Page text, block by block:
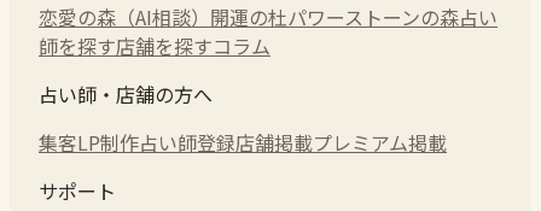
恋愛の森（AI相談） 開運の杜パワーストーンの森占い
師を探す店舗を探すコラム
占い師・店舗の方へ
集客LP制作占い師登録店舗掲載プレミアム掲載
サポート